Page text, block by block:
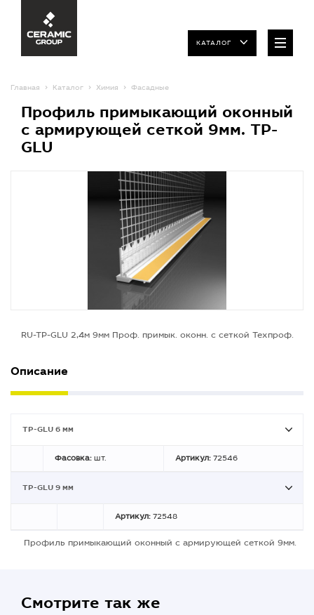
КАТАЛОГ
Главная Каталог Химия Фасадные
Профиль примыкающий оконный
с армирующей сеткой 9мм. TP-
GLU
RU-TP-GLU 2,4м 9мм Проф. примык. оконн. с сеткой Техпроф.
Описание
TP-GLU 6 мм
Фасовка: шт. Артикул: 72546
TP-GLU 9 мм
Артикул: 72548
Профиль примыкающий оконный с армирующей сеткой 9мм.
Смотрите так же